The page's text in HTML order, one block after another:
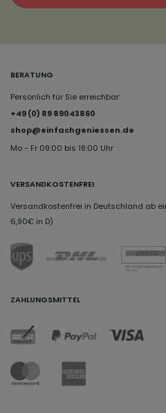
BERATUNG
Persönlich für Sie erreichbar:
+49 (0) 89 89043860
shop@einfachgeniessen.de
Mo - Fr 09:00 bis 18:00 Uhr
VERSANDKOSTENFREI
Versandkostenfrei in Deutschland ab
6,90€ in D)
ZAHLUNGSMITTEL